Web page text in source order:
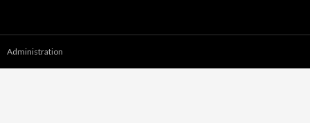
Administration